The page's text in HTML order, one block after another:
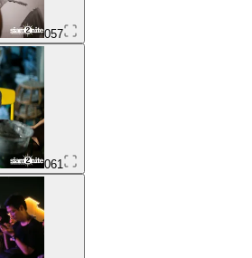
057
061